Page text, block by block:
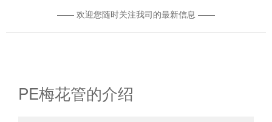
—— 欢迎您随时关注我司的最新信息 ——
PE梅花管的介绍